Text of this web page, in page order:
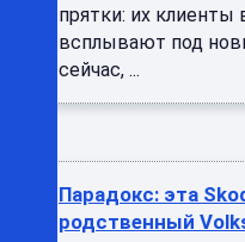
прятки: их
всплывают под
сейчас, ...
Парадокс: эта
родственный